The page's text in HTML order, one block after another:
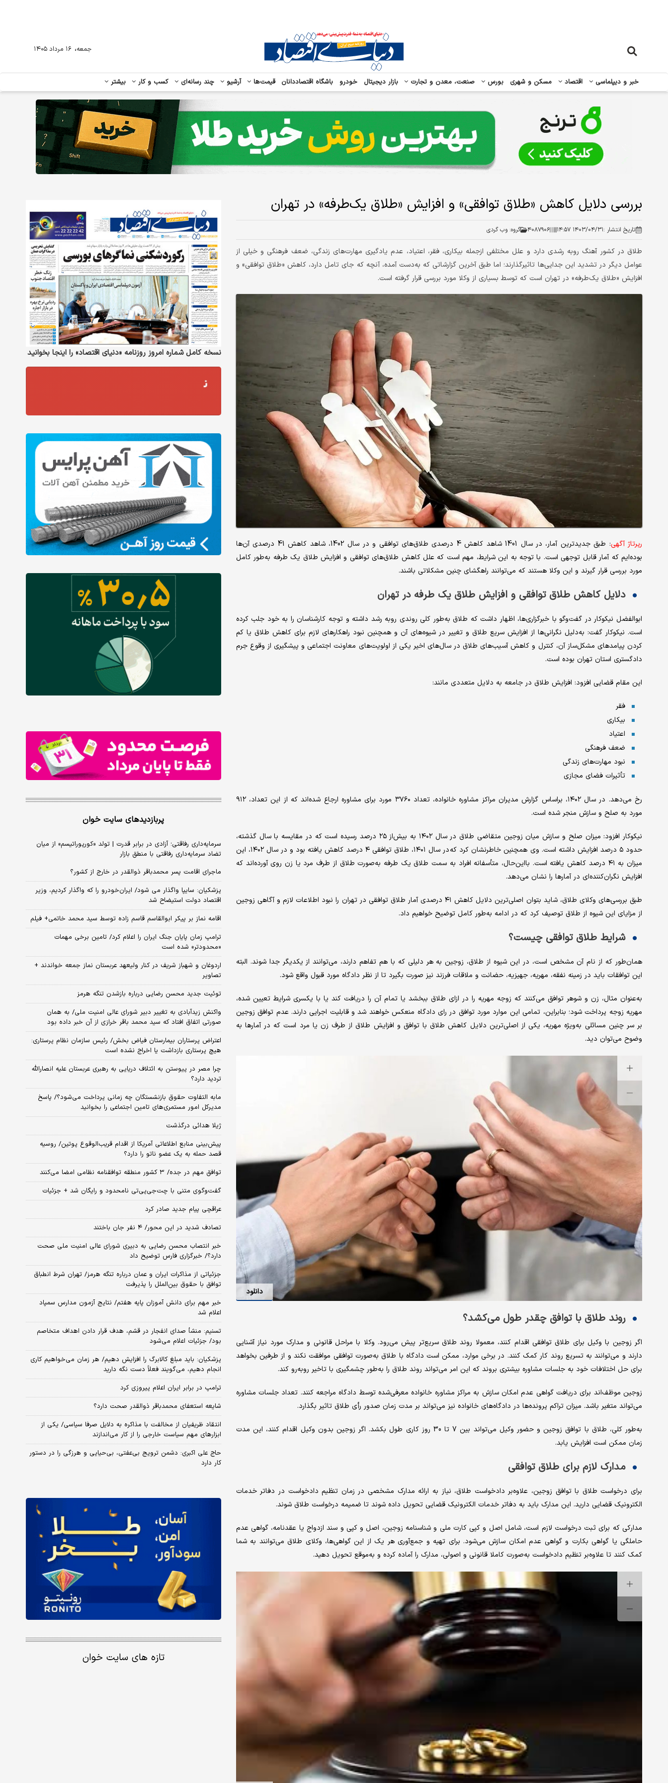
خبر و دیپلماسی اقتصاد مسکن و شهری بورس صنعت، معدن و تجارت بازار دیجیتال خودرو باشگاه اقتصاددانان قیمت‌ها آرشیو چند رسانه‌ای کسب و کار بیشتر
جمعه، ۱۶ مرداد ۱۴۰۵
بررسی دلایل کاهش «طلاق توافقی» و افزایش «طلاق یک‌طرفه» در تهران
تاریخ انتشار :۱۴۰۳/۰۴/۳۱ ۱۴:۵۷ ۴۰۸۷۹۰۶ گروه: وب گردی
طلاق در کشور آهنگ روبه رشدی دارد و علل مختلفی ازجمله بیکاری، فقر، اعتیاد، عدم یادگیری مهارت‌های زندگی، ضعف فرهنگی و خیلی از
عوامل دیگر در تشدید این جدایی‌ها تاثیرگذارند؛ اما طبق آخرین گزارشاتی که به‌دست آمده، آنچه که جای تامل دارد، کاهش «طلاق توافقی» و
افزایش «طلاق یک‌طرفه» در تهران است که توسط بسیاری از وکلا مورد بررسی قرار گرفته است.
رپرتاژ آگهی
: طبق جدیدترین آمار، در سال 1401 شاهد کاهش 4 درصدی طلاق‌های توافقی و در سال 1402، شاهد کاهش 41 درصدی آن‌ها
بوده‌ایم که آمار قابل توجهی است. با توجه به این شرایط، مهم است که علل کاهش طلاق‌های توافقی و افزایش طلاق یک طرفه به‌طور کامل
مورد بررسی قرار گیرند و این وکلا هستند که می‌توانند راهگشای چنین مشکلاتی باشند.
دلایل کاهش طلاق توافقی و افزایش طلاق یک طرفه در تهران
ابوالفضل نیکوکار در گفت‌وگو با خبرگزاری‌ها، اظهار داشت که طلاق به‌طور کلی روندی روبه رشد داشته و توجه کارشناسان را به خود جلب کرده
است. نیکوکار گفت: به‌دلیل نگرانی‌ها از افزایش سریع طلاق و تغییر در شیوه‌های آن و همچنین نبود راهکارهای لازم برای کاهش طلاق یا کم
کردن پیامدهای مشکل‌ساز آن، کنترل و کاهش آسیب‌های طلاق در سال‌های اخیر یکی از اولویت‌های معاونت اجتماعی و پیشگیری از وقوع جرم
دادگستری استان تهران بوده است.
این مقام قضایی افزود: افزایش طلاق در جامعه به دلایل متعددی مانند:
فقر
بیکاری
اعتیاد
ضعف فرهنگی
نبود مهارت‌های زندگی
تأثیرات فضای مجازی
رخ می‌دهد. در سال ۱۴۰۲، براساس گزارش مدیران مراکز مشاوره خانواده، تعداد ۳۷۶۰ مورد برای مشاوره ارجاع شده‌اند که از این تعداد، ۹۱۲
مورد به صلح و سازش منجر شده است.
نیکوکار افزود: میزان صلح و سازش میان زوجین متقاضی طلاق در سال ۱۴۰۲ به بیش‌از ۲۵ درصد رسیده است که در مقایسه با سال گذشته،
حدود ۵ درصد افزایش داشته است. وی همچنین خاطرنشان کرد که در سال ۱۴۰۱، طلاق توافقی ۴ درصد کاهش یافته بود و در سال ۱۴۰۲، این
میزان به ۴۱ درصد کاهش یافته است. بااین‌حال، متأسفانه افراد به سمت طلاق یک ‌طرفه به‌صورت طلاق از طرف مرد یا زن روی آورده‌اند که
افزایش نگران‌کننده‌ای در آمارها را نشان می‌دهد.
طبق بررسی‌های وکلای طلاق، شاید بتوان اصلی‌ترین دلایل کاهش ۴۱ درصدی آمار طلاق توافقی در تهران را نبود اطلاعات لازم و آگاهی زوجین
از مزایای این شیوه از طلاق توصیف کرد که در ادامه به‌طور کامل توضیح خواهیم داد.
شرایط طلاق توافقی چیست؟
همان‌طور که از نام آن مشخص است، در این شیوه از طلاق، زوجین به هر دلیلی که با هم تفاهم دارند، می‌توانند از یکدیگر جدا شوند. البته
این توافقات باید در زمینه نفقه، مهریه، جهیزیه، حضانت و ملاقات فرزند نیز صورت بگیرد تا از نظر دادگاه مورد قبول واقع شود.
به‌عنوان مثال، زن و شوهر توافق می‌کنند که زوجه مهریه را در ازای طلاق ببخشد یا تمام آن را دریافت کند یا با یکسری شرایط تعیین شده،
مهریه زوجه پرداخت شود؛ بنابراین، تمامی این موارد مورد توافق در رای دادگاه منعکس خواهند شد و قابلیت اجرایی دارند. عدم توافق زوجین
بر سر چنین مسائلی به‌ویژه مهریه، یکی از اصلی‌ترین دلایل کاهش طلاق با توافق و افزایش طلاق از طرف زن یا مرد است که در آمارها به
وضوح می‌توان دید.
دانلود
روند طلاق با توافق چقدر طول می‌کشد؟
اگر زوجین با وکیل برای طلاق توافقی اقدام کنند، معمولا روند طلاق سریع‌تر پیش می‌رود. وکلا با مراحل قانونی و مدارک مورد نیاز آشنایی
دارند و می‌توانند به تسریع روند کار کمک کنند. در برخی موارد، ممکن است دادگاه با طلاق به‌صورت توافقی موافقت نکند و از طرفین بخواهد
برای حل اختلافات خود به جلسات مشاوره بیشتری بروند که این امر می‌تواند روند طلاق را به‌طور چشمگیری با تاخیر روبه‌رو کند.
زوجین موظف‌اند برای دریافت گواهی عدم امکان سازش به مراکز مشاوره خانواده معرفی‌شده توسط دادگاه مراجعه کنند. تعداد جلسات مشاوره
می‌تواند متغیر باشد. میزان تراکم پرونده‌ها در دادگاه‌های خانواده نیز می‌تواند بر مدت زمان صدور رأی طلاق تاثیر بگذارد.
به‌طور کلی، طلاق با توافق زوجین و حضور وکیل می‌تواند بین 7 تا 30 روز کاری طول بکشد. اگر زوجین بدون وکیل اقدام کنند، این مدت
زمان ممکن است افزایش یابد.
مدارک لازم برای طلاق توافقی
برای درخواست طلاق با توافق زوجین، علاوه‌بر دادخواست طلاق، نیاز به ارائه مدارک مشخصی در زمان تنظیم دادخواست در دفاتر خدمات
الکترونیک قضایی دارید. این مدارک باید به دفاتر خدمات الکترونیک قضایی تحویل داده شوند تا ضمیمه درخواست طلاق شوند.
مدارکی که برای ثبت درخواست لازم است، شامل اصل و کپی کارت ملی و شناسنامه زوجین، اصل و کپی و سند ازدواج یا عقدنامه، گواهی عدم
حاملگی یا گواهی بکارت و گواهی عدم امکان سازش می‌شود. برای تهیه و جمع‌آوری هر یک از این گواهی‌ها، وکلای طلاق می‌توانند به شما
کمک کنند تا علاوه‌بر تنظیم دادخواست به‌صورت کاملا قانونی و اصولی، مدارک را آماده کرده و به‌موقع تحویل دهید.
نسخه کامل شماره امروز روزنامه «دنیای‌ اقتصاد» را اینجا بخوانید
پربازدیدهای سایت خوان
سرمایه‌داری رفاقتی؛ آزادی در برابر قدرت | تولد «کورپوراتیسم» از میان
تضاد سرمایه‌داری رفاقتی با منطق بازار
ماجرای اقامت پسر محمدباقر ذوالقدر در خارج از کشور؟
پزشکیان: سایپا واگذار می شود/ ایران‌خودرو را که واگذار کردیم، وزیر
اقتصاد دولت استیضاح شد
اقامه نماز بر پیکر ابوالقاسم قاسم زاده توسط سید محمد خاتمی+ فیلم
ترامپ زمان پایان جنگ ایران را اعلام کرد/ تامین برخی مهمات
«محدودتر» شده است
اردوغان و شهباز شریف در کنار ولیعهد عربستان نماز جمعه خواندند +
تصاویر
توئیت جدید محسن رضایی درباره بازشدن تنگه هرمز
واکنش زیدآبادی به تغییر دبیر شورای عالی امنیت ملی/ به همان
صورتی اتفاق افتاد که سید محمد باقر خرازی از آن خبر داده بود
اعتراض پرستاران بیمارستان فیاض بخش/ رئیس سازمان نظام پرستاری:
هیچ پرستاری بازداشت یا اخراج نشده است
چرا مصر در پیوستن به ائتلاف دریایی به رهبری عربستان علیه انصارالله
تردید دارد؟
مابه التفاوت حقوق بازنشستگان چه زمانی پرداخت می‌شود؟/ پاسخ
مدیرکل امور مستمری‌های تامین اجتماعی را بخوانید
ژیلا هدائی درگذشت
پیش‌بینی منابع اطلاعاتی آمریکا از اقدام قریب‌الوقوع پوتین/ روسیه
قصد حمله به یک عضو ناتو را دارد؟
توافق مهم در جده/ ۳ کشور منطقه توافقنامه نظامی امضا می‌کنند
گفت‌وگوی متنی با چت‌جی‌پی‌تی نامحدود و رایگان شد + جزئیات
عراقچی پیام جدید صادر کرد
تصادف شدید در این محور/ ۴ نفر جان باختند
خبر انتصاب محسن رضایی به دبیری شورای عالی امنیت ملی صحت
دارد؟/ خبرگزاری فارس توضیح داد
جزئیاتی از مذاکرات ایران و عمان درباره تنگه هرمز/ تهران شرط انطباق
توافق با حقوق بین‌الملل را پذیرفت
خبر مهم برای دانش آموزان پایه هفتم/ نتایج آزمون مدارس سمپاد
اعلام شد
تسنیم: منشأ صدای انفجار در قشم، هدف قرار دادن اهداف متخاصم
بود/ جزئیات اعلام می‌شود
پزشکیان: باید مبلغ کالابرگ را افزایش دهیم/ هر زمان می‌خواهیم کاری
انجام دهیم، می‌گویند فعلاً دست نگه دارید
ترامپ در برابر ایران اعلام پیروزی کرد
شایعه استعفای محمدباقر ذوالقدر صحت دارد؟
انتقاد ظریفیان از مخالفت با مذاکره به دلایل صرفا سیاسی/ یکی از
ابزارهای مهم سیاست خارجی را از کار می‌اندازند
حاج علی اکبری: دشمن ترویج بی‌عفتی، بی‌حیایی و هرزگی را در دستور
کار دارد
تازه های سایت خوان